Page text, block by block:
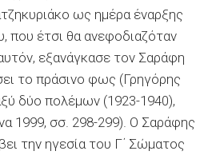
ως ημέρα έναρξης
που έτσι θα ανεφοδιαζόταν
εξανάγκασε τον Σαράφη
το πράσινο φως (Γρηγόρης
δύο πολέμων (1923-1940),
1999, σσ. 298-299). Ο Σαράφης
την ηγεσία του Γ΄ Σώματος